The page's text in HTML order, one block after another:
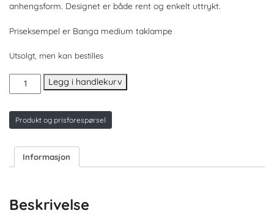
anhengsform. Designet er både rent og enkelt uttrykt.
Priseksempel er Banga medium taklampe
Utsolgt, men kan bestilles
BANGA
taklampe
Legg i handlekurv
Produkt og prisforespørsel
Informasjon
Beskrivelse